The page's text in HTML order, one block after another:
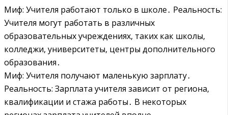
Миф: Учителя работают только в школе․ Реальность:
Учителя могут работать в различных
образовательных учреждениях, таких как школы,
колледжи, университеты, центры дополнительного
образования․
Миф: Учителя получают маленькую зарплату․
Реальность: Зарплата учителя зависит от региона,
квалификации и стажа работы․ В некоторых